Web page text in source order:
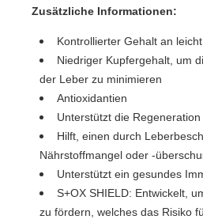
Zusätzliche Informationen:
Kontrollierter Gehalt an
Niedriger Kupfergehalt, um
der Leber zu minimieren
Antioxidantien
Unterstützt die
Hilft, einen durch
Nährstoffmangel oder -
Unterstützt ein gesundes
S+OX SHIELD: Entwickelt,
zu fördern, welches das Risiko